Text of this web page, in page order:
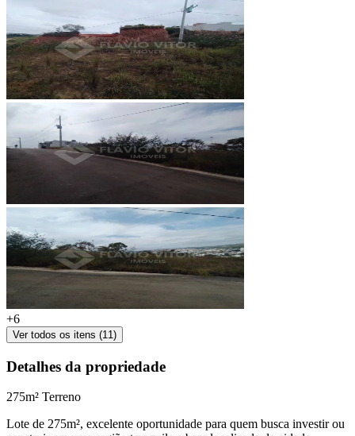
+6
Ver todos os itens (11 )
Detalhes da propriedade
275m² Terreno
Lote de 275m², excelente oportunidade para quem busca investir ou